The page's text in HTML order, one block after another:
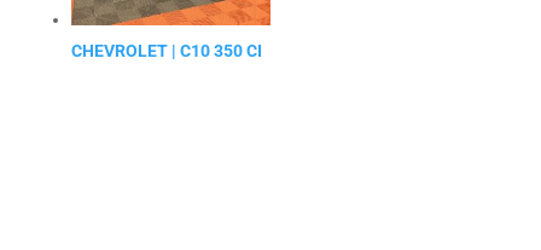
CHEVROLET | C10 350 CI